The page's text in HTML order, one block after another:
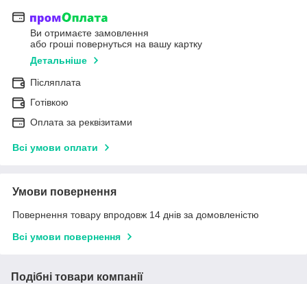
Ви отримаєте замовлення
або гроші повернуться на вашу картку
Детальніше
Післяплата
Готівкою
Оплата за реквізитами
Всі умови оплати
Умови повернення
Повернення товару впродовж 14 днів за домовленістю
Всі умови повернення
Подібні товари компанії